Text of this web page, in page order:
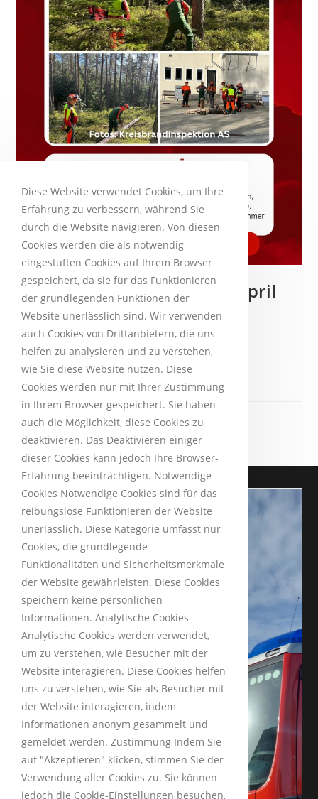
Motorsägen-Lehrgang im April
Weiterlesen
Impressum
Datenschutzerklärung
Diese Website verwendet Cookies, um Ihre
Erfahrung zu verbessern, während Sie
durch die Website navigieren. Von diesen
Cookies werden die als notwendig
eingestuften Cookies auf Ihrem Browser
gespeichert, da sie für das Funktionieren
der grundlegenden Funktionen der
Website unerlässlich sind. Wir verwenden
auch Cookies von Drittanbietern, die uns
helfen zu analysieren und zu verstehen,
wie Sie diese Website nutzen. Diese
Cookies werden nur mit Ihrer Zustimmung
in Ihrem Browser gespeichert. Sie haben
auch die Möglichkeit, diese Cookies zu
deaktivieren. Das Deaktivieren einiger
dieser Cookies kann jedoch Ihre Browser-
Erfahrung beeinträchtigen. Notwendige
Cookies Notwendige Cookies sind für das
reibungslose Funktionieren der Website
unerlässlich. Diese Kategorie umfasst nur
Cookies, die grundlegende
Funktionalitäten und Sicherheitsmerkmale
der Website gewährleisten. Diese Cookies
speichern keine persönlichen
Informationen. Analytische Cookies
Analytische Cookies werden verwendet,
um zu verstehen, wie Besucher mit der
Website interagieren. Diese Cookies helfen
uns zu verstehen, wie Sie als Besucher mit
der Website interagieren, indem
Informationen anonym gesammelt und
gemeldet werden. Zustimmung Indem Sie
auf "Akzeptieren" klicken, stimmen Sie der
Verwendung aller Cookies zu. Sie können
jedoch die Cookie-Einstellungen besuchen,